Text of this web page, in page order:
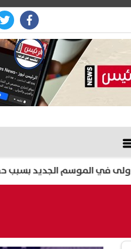
الجديد بسبب حفل زفافه